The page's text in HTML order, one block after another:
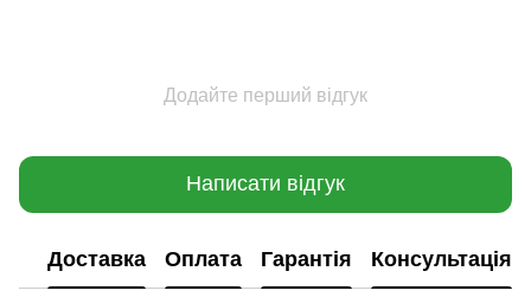
Додайте перший відгук
Написати відгук
Доставка Оплата Гарантія Консультація